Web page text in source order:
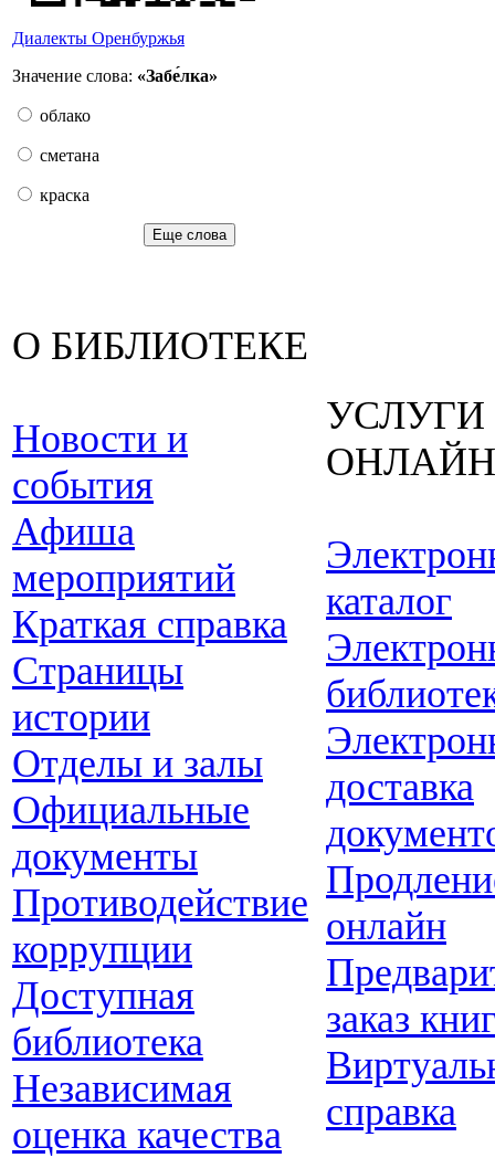
Диалекты Оренбуржья
Значение слова: «Забе́лка»
облако
сметана
краска
Еще слова
О БИБЛИОТЕКЕ
Новости и
события
Афиша
мероприятий
Краткая справка
Страницы
истории
Отделы и залы
Официальные
документы
Противодействие
коррупции
Доступная
библиотека
Независимая
оценка качества
УСЛУГИ
ОНЛАЙН
каталог
доставка
онлайн
заказ
справка